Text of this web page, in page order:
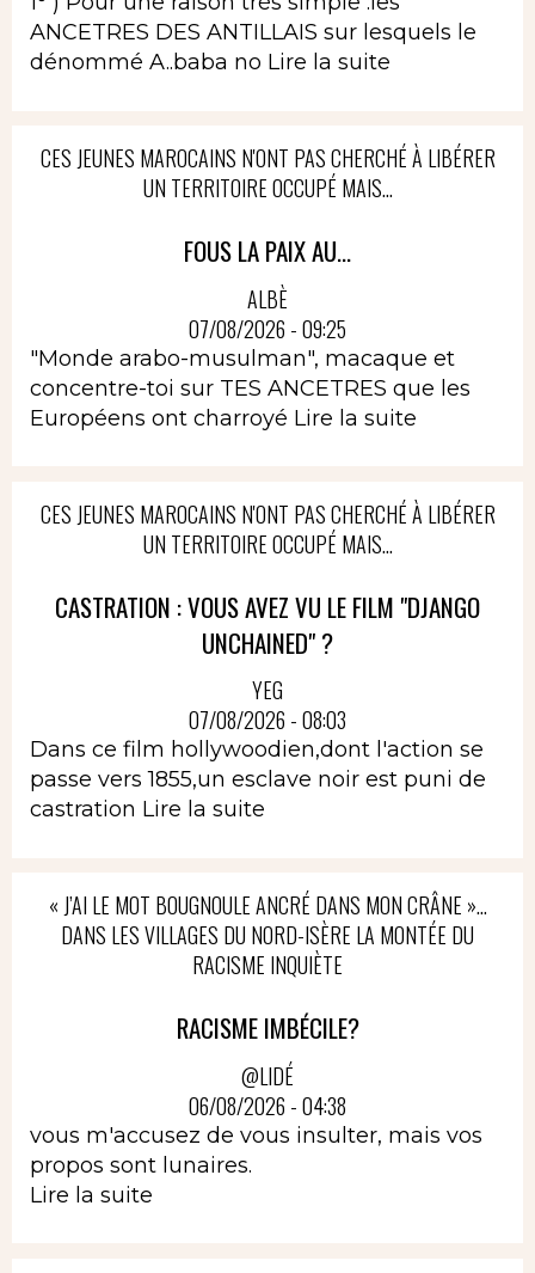
ANCETRES DES ANTILLAIS sur lesquels le
dénommé A..baba no Lire la suite
CES JEUNES MAROCAINS N'ONT PAS CHERCHÉ À LIBÉRER
UN TERRITOIRE OCCUPÉ MAIS...
FOUS LA PAIX AU...
ALBÈ
07/08/2026 - 09:25
"Monde arabo-musulman", macaque et
concentre-toi sur TES ANCETRES que les
Européens ont charroyé Lire la suite
CES JEUNES MAROCAINS N'ONT PAS CHERCHÉ À LIBÉRER
UN TERRITOIRE OCCUPÉ MAIS...
CASTRATION : VOUS AVEZ VU LE FILM "DJANGO
UNCHAINED" ?
YEG
07/08/2026 - 08:03
Dans ce film hollywoodien,dont l'action se
passe vers 1855,un esclave noir est puni de
castration Lire la suite
« J’AI LE MOT BOUGNOULE ANCRÉ DANS MON CRÂNE »…
DANS LES VILLAGES DU NORD-ISÈRE LA MONTÉE DU
RACISME INQUIÈTE
RACISME IMBÉCILE?
@LIDÉ
06/08/2026 - 04:38
vous m'accusez de vous insulter, mais vos
propos sont lunaires.
Lire la suite